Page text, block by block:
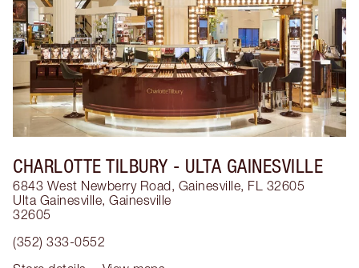
CHARLOTTE TILBURY - ULTA GAINESVILLE
6843 West Newberry Road, Gainesville, FL 32605
Ulta Gainesville, Gainesville
32605
(352) 333-0552